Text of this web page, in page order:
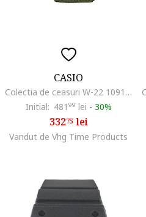
CASIO
Colectia de ceasuri W-22 1091214601, Verde
Initial: 481 99 lei - 30%
33275lei
Vandut de Vhg Time Products